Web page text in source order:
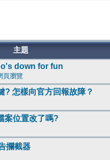
主題
down for fun
頁瀏覽
? 怎樣向官方回報故障？
位置改了嗎?
攔截器